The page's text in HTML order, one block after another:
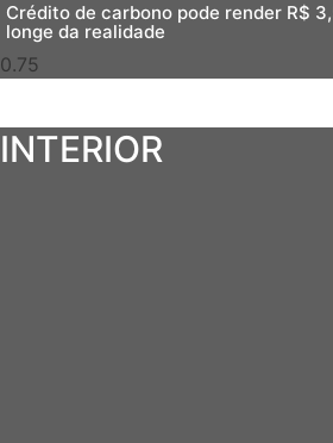
Crédito de carbono pode render R$
longe da realidade
INTERIOR